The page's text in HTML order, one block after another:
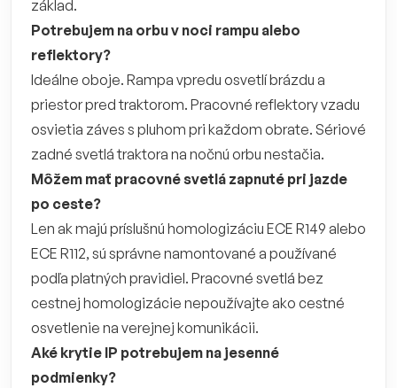
základ.
Potrebujem na orbu v noci rampu alebo
reflektory?
Ideálne oboje. Rampa vpredu osvetlí brázdu a
priestor pred traktorom. Pracovné reflektory vzadu
osvietia záves s pluhom pri každom obrate. Sériové
zadné svetlá traktora na nočnú orbu nestačia.
Môžem mať pracovné svetlá zapnuté pri jazde
po ceste?
Len ak majú príslušnú homologizáciu ECE R149 alebo
ECE R112, sú správne namontované a používané
podľa platných pravidiel. Pracovné svetlá bez
cestnej homologizácie nepoužívajte ako cestné
osvetlenie na verejnej komunikácii.
Aké krytie IP potrebujem na jesenné
podmienky?